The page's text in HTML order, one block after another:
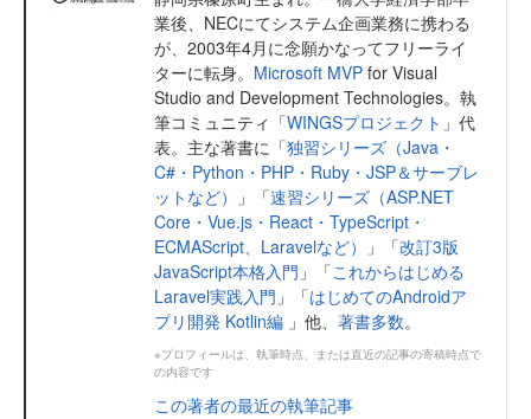
業後、NECにてシステム企画業務に携わる
が、2003年4月に念願かなってフリーライ
ターに転身。 Microsoft MVP for Visual
Studio and Development Technologies。執
筆コミュニティ「WINGSプロジェクト 」代
表。主な著書に「独習シリーズ（Java・
C#・Python・PHP・Ruby・JSP＆サーブレ
ットなど）
」「速習シリーズ（ASP.NET
Core・Vue.js・React・TypeScript・
ECMAScript、Laravelなど）
」「改訂3版
JavaScript本格入門 」「これからはじめる
Laravel実践入門 」「はじめてのAndroidア
プリ開発 Kotlin編 」他、 著書多数。
※プロフィールは、執筆時点、または直近の記事の寄稿時点で
の内容です
この著者の最近の執筆記事